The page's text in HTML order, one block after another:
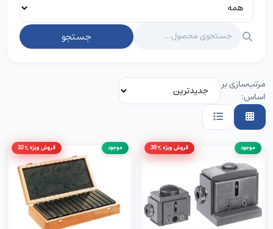
جستجو
مرتب‌سازی بر
اساس:
موجود فروش ویژه %35 موجود فروش ویژه %32